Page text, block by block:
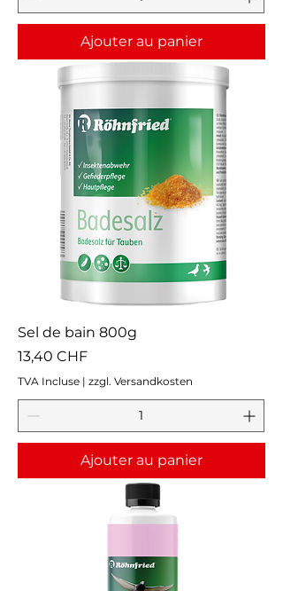
Ajouter au panier
Sel de bain 800g
Prix
13,40 CHF
TVA Incluse | zzgl. Versandkosten
Ajouter au panier